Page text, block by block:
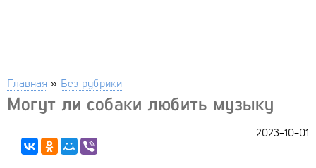
Главная » Без рубрики
Могут ли собаки любить музыку
2023-10-01